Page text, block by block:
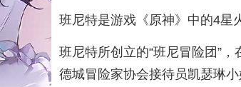
班尼特是游戏《原神》中的4星
班尼特所创立的“班尼冒险团”
德城冒险家协会接待员凯瑟琳